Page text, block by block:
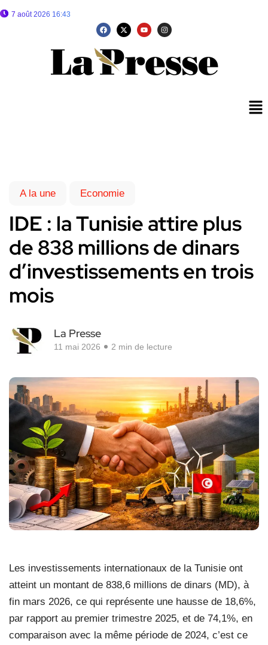
7 août 2026 16:43
A la une Economie
IDE : la Tunisie attire plus
de 838 millions de dinars
d’investissements en trois
mois
La Presse
11 mai 2026 2 min de lecture
Les investissements internationaux de la Tunisie ont
atteint un montant de 838,6 millions de dinars (MD), à
fin mars 2026, ce qui représente une hausse de 18,6%,
par rapport au premier trimestre 2025, et de 74,1%, en
comparaison avec la même période de 2024, c’est ce